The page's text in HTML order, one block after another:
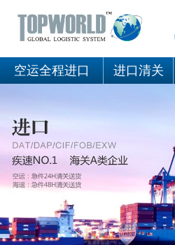
空运全程进口 进口清关